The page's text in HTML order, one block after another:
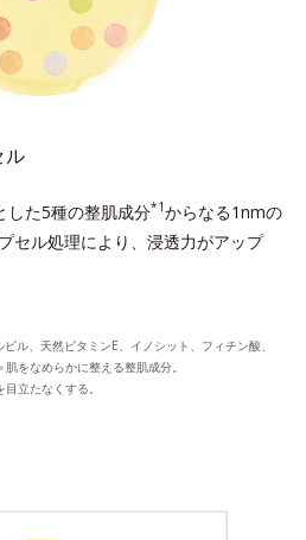
ル
した5種の整肌成分*1からなる1nmの
セル処理により、浸透力がアップ
ル、天然ビタミンE、イノシット、フィチン酸、
をなめらかに整える整肌成分。
立たなくする。